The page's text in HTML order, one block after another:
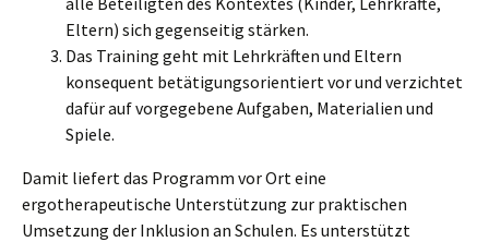
Eltern) sich gegenseitig stärken.
Das Training geht mit Lehrkräften und Eltern
konsequent betätigungsorientiert vor und verzichtet
dafür auf vorgegebene Aufgaben, Materialien und
Spiele.
Damit liefert das Programm vor Ort eine
ergotherapeutische Unterstützung zur praktischen
Umsetzung der Inklusion an Schulen. Es unterstützt